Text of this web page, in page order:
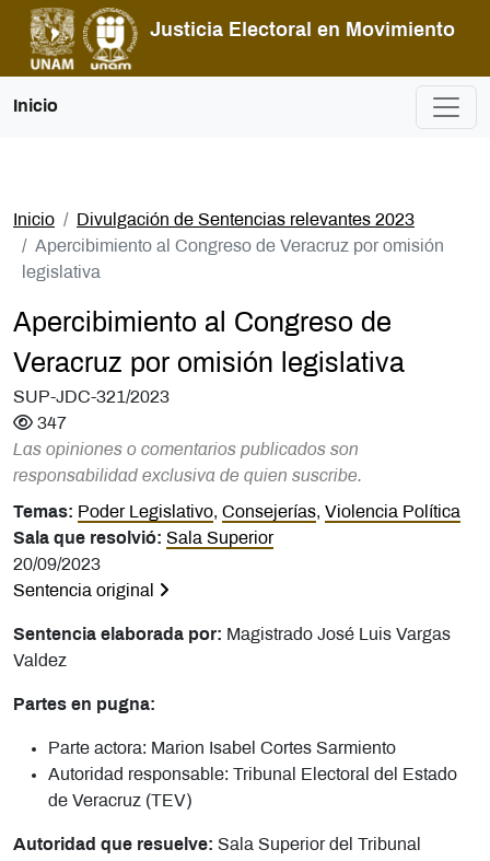
Justicia Electoral en Movimiento
Inicio
Inicio
Divulgación de Sentencias relevantes 2023
Apercibimiento al Congreso de Veracruz por omisión
legislativa
Apercibimiento al Congreso de
Veracruz por omisión legislativa
SUP-JDC-321/2023
347
Las opiniones o comentarios publicados son
responsabilidad exclusiva de quien suscribe.
Temas: Poder Legislativo, Consejerías, Violencia Política
Sala que resolvió: Sala Superior
20/09/2023
Sentencia original
Sentencia elaborada por: Magistrado José Luis Vargas
Valdez
Partes en pugna:
Parte actora: Marion Isabel Cortes Sarmiento
Autoridad responsable: Tribunal Electoral del Estado
de Veracruz (TEV)
Autoridad que resuelve: Sala Superior del Tribunal